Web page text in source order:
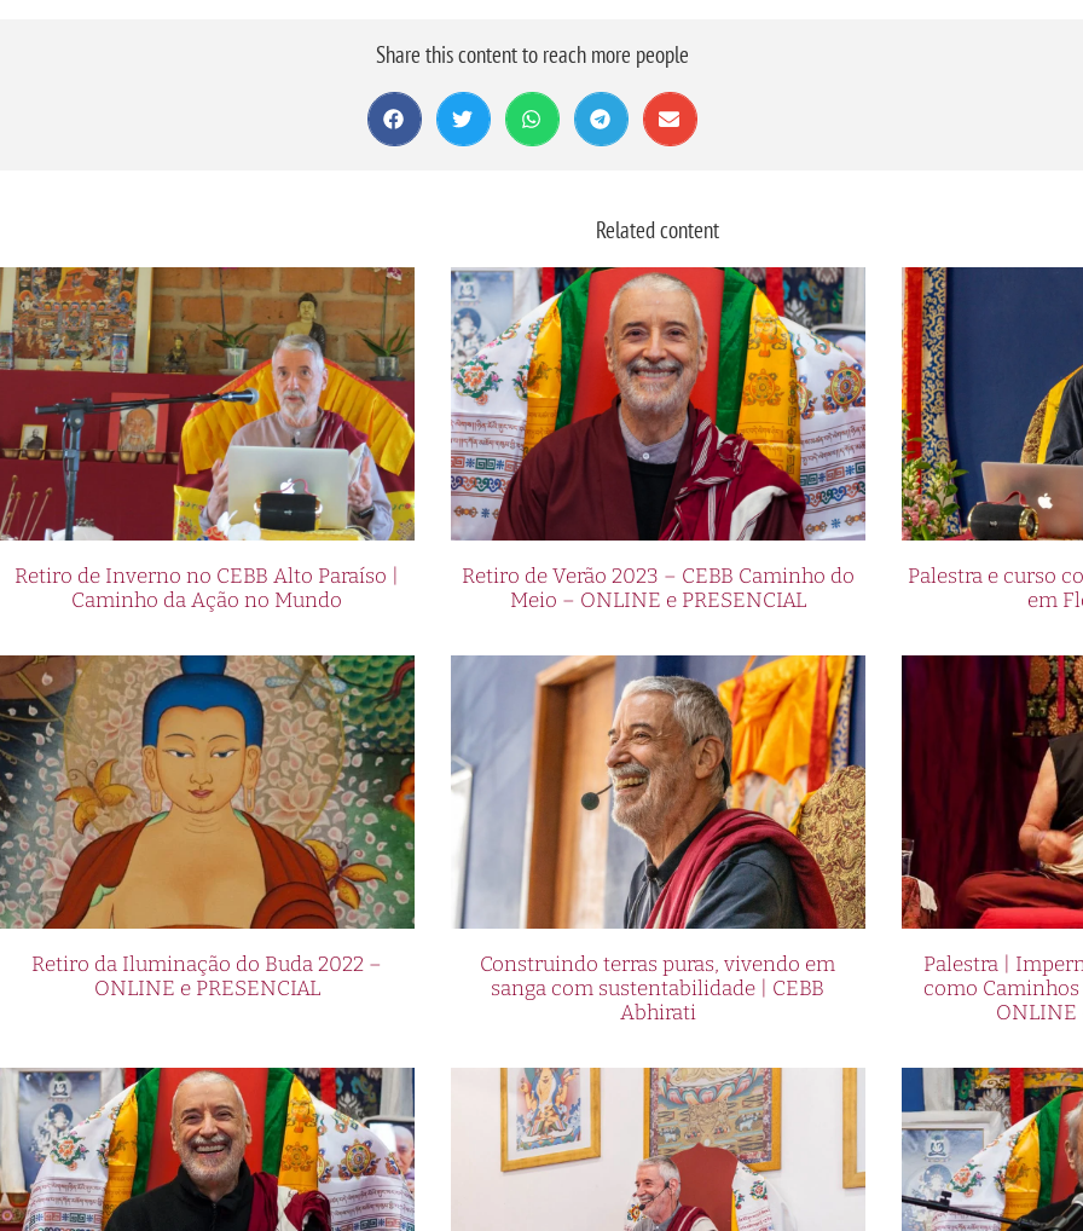
Share this content to reach more people
Related content
Retiro de Inverno no CEBB Alto Paraíso |
Caminho da Ação no Mundo
Retiro de Verão 2023 – CEBB Caminho do
Meio – ONLINE e PRESENCIAL
Palestra e curso
em
Retiro da Iluminação do Buda 2022 –
ONLINE e PRESENCIAL
Construindo terras puras, vivendo em
sanga com sustentabilidade | CEBB
Abhirati
Palestra |
como
ONLINE